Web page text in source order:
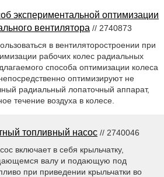
экспериментальной оптимизации
вентилятора // 2740873
в вентиляторостроении при
рабочих колес радиальных
способа оптимизации колеса
оптимизируют не
радиальный лопаточный аппарат,
течение воздуха в колесе.
топливный насос // 2740046
включает в себя крыльчатку,
валу и подающую под
при приведении крыльчатки во